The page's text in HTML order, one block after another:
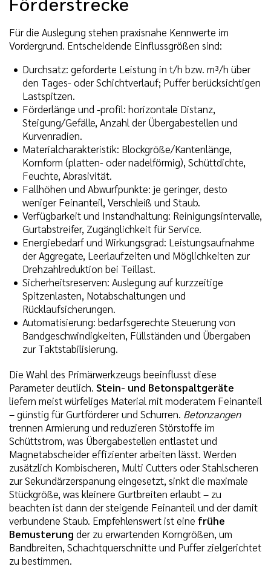
Für die Auslegung stehen praxisnahe Kennwerte im
Vordergrund. Entscheidende Einflussgrößen sind:
Durchsatz: geforderte Leistung in t/h bzw. m³/h über
den Tages- oder Schichtverlauf; Puffer berücksichtigen
Lastspitzen.
Förderlänge und -profil: horizontale Distanz,
Steigung/Gefälle, Anzahl der Übergabestellen und
Kurvenradien.
Materialcharakteristik: Blockgröße/Kantenlänge,
Kornform (platten- oder nadelförmig), Schüttdichte,
Feuchte, Abrasivität.
Fallhöhen und Abwurfpunkte: je geringer, desto
weniger Feinanteil, Verschleiß und Staub.
Verfügbarkeit und Instandhaltung: Reinigungsintervalle,
Gurtabstreifer, Zugänglichkeit für Service.
Energiebedarf und Wirkungsgrad: Leistungsaufnahme
der Aggregate, Leerlaufzeiten und Möglichkeiten zur
Drehzahlreduktion bei Teillast.
Sicherheitsreserven: Auslegung auf kurzzeitige
Spitzenlasten, Notabschaltungen und
Rücklaufsicherungen.
Automatisierung: bedarfsgerechte Steuerung von
Bandgeschwindigkeiten, Füllständen und Übergaben
zur Taktstabilisierung.
Die Wahl des Primärwerkzeugs beeinflusst diese
Parameter deutlich. Stein- und Betonspaltgeräte
liefern meist würfeliges Material mit moderatem Feinanteil
– günstig für Gurtförderer und Schurren. Betonzangen
trennen Armierung und reduzieren Störstoffe im
Schüttstrom, was Übergabestellen entlastet und
Magnetabscheider effizienter arbeiten lässt. Werden
zusätzlich Kombischeren, Multi Cutters oder Stahlscheren
zur Sekundärzerspanung eingesetzt, sinkt die maximale
Stückgröße, was kleinere Gurtbreiten erlaubt – zu
beachten ist dann der steigende Feinanteil und der damit
verbundene Staub. Empfehlenswert ist eine frühe
Bemusterung der zu erwartenden Korngrößen, um
Bandbreiten, Schachtquerschnitte und Puffer zielgerichtet
zu bestimmen.